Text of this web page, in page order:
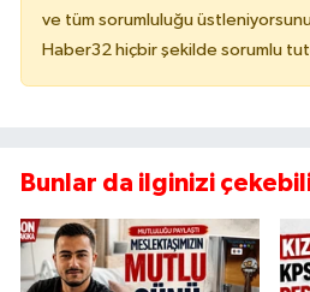
ve tüm sorumluluğu
Haber32 hiçbir şekilde sorumlu
Bunlar da ilginizi